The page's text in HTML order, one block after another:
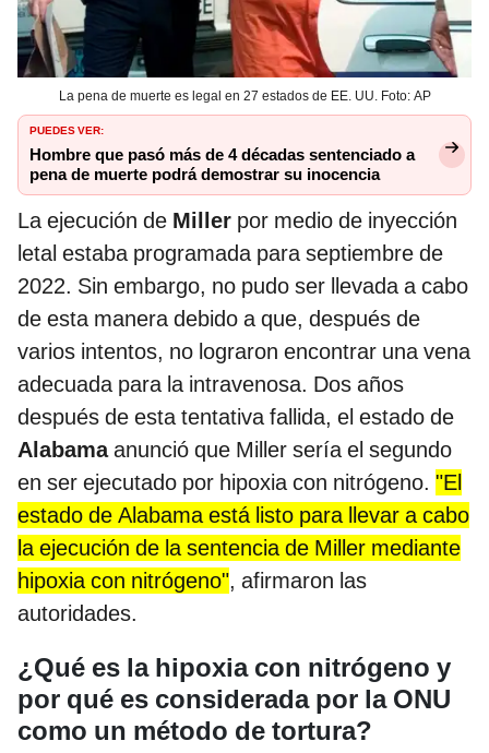
La pena de muerte es legal en 27 estados de EE. UU. Foto: AP
PUEDES VER:
Hombre que pasó más de 4 décadas sentenciado a
pena de muerte podrá demostrar su inocencia
La ejecución de Miller por medio de inyección
letal estaba programada para septiembre de
2022. Sin embargo, no pudo ser llevada a cabo
de esta manera debido a que, después de
varios intentos, no lograron encontrar una vena
adecuada para la intravenosa. Dos años
después de esta tentativa fallida, el estado de
Alabamaanunció que Miller sería el segundo
en ser ejecutado por hipoxia con nitrógeno. "El
estado de Alabama está listo para llevar a cabo
la ejecución de la sentencia de Miller mediante
hipoxia con nitrógeno", afirmaron las
autoridades.
¿Qué es la hipoxia con nitrógeno y
por qué es considerada por la ONU
como un método de tortura?